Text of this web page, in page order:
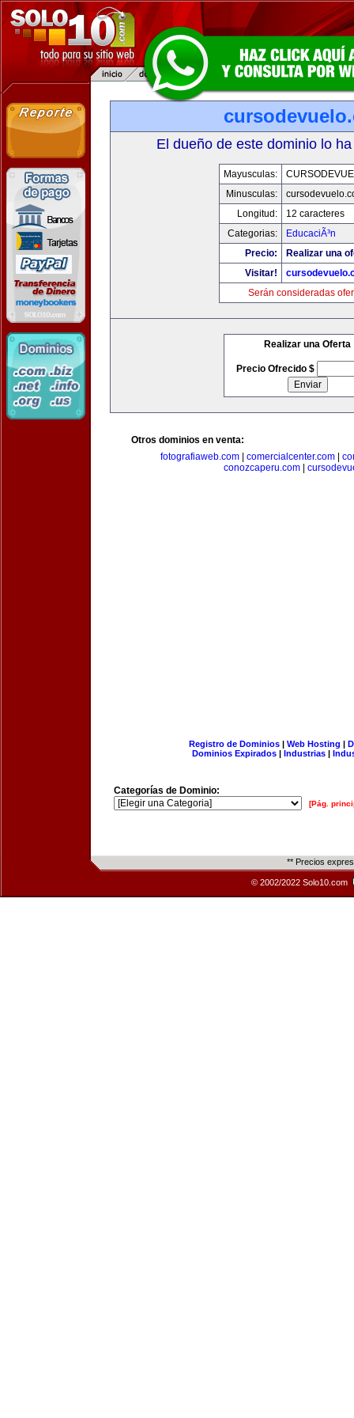
El dueño de este dominio lo
Mayusculas:
Minusculas:
Longitud:
12 caracteres
Categorias:
EducaciÃ³n
Precio:
Realizar una
Visitar!
Serán consideradas
Realizar una Oferta
Precio Ofrecido $
Otros dominios en venta:
fotografiaweb.com| comercialcenter.com|
conozcaperu.com
Registro de Dominios| Web Hosting |
Dominios Expirados | Industrias |
Categorías de Dominio:
[Pág.
** Precios
© 2002/2022 Solo10.com